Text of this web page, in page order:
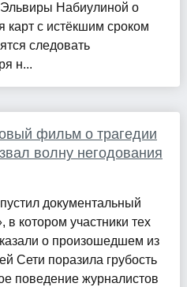
Набиулиной о
карт с истёкшим сроком
следовать
н...
фильм о трагедии
волну негодования
документальный
котором участники тех
о произошедшем из
Сети поразила грубость
поведение журналистов